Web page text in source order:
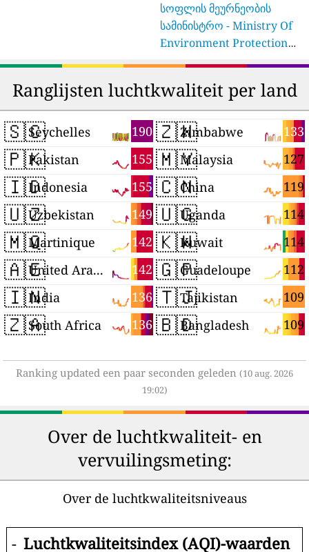
სოფლის მეურნეობის
სამინისტრო - Ministry Of
Environment Protection
Ranglijsten luchtkwaliteit per land
🇸🇨 190
Seychelles
🇵🇰 155
Pakistan
🇮🇩 155
Indonesia
🇺🇿 149
Uzbekistan
🇲🇶 142
Martinique
🇦🇪 142
United Arab Emirates
🇮🇳 136
India
🇿🇦 136
South Africa
🇿🇼 133
Zimbabwe
🇲🇾 127
Malaysia
🇨🇳 119
China
🇺🇬 114
Uganda
🇰🇼 114
Kuwait
🇬🇵 112
Guadeloupe
🇹🇯 109
Tajikistan
🇧🇩 109
Bangladesh
Ranking updated een paar seconden geleden (10 aug. 2026
19:02)
Over de luchtkwaliteit- en
vervuilingsmeting:
Over de luchtkwaliteitsniveaus
- Luchtkwaliteitsindex (AQI)-waarden